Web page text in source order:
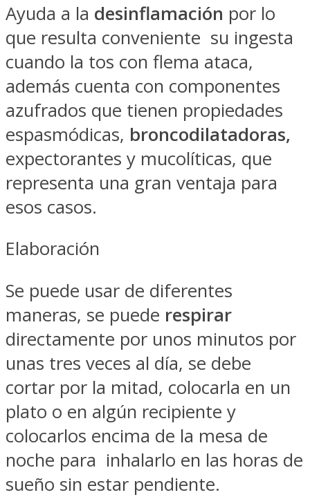
Ayuda a la desinflamación por lo
que resulta conveniente su ingesta
cuando la tos con flema ataca,
además cuenta con componentes
azufrados que tienen propiedades
espasmódicas, broncodilatadoras,
expectorantes y mucolíticas, que
representa una gran ventaja para
esos casos.
Elaboración
Se puede usar de diferentes
maneras, se puede respirar
directamente por unos minutos por
unas tres veces al día, se debe
cortar por la mitad, colocarla en un
plato o en algún recipiente y
colocarlos encima de la mesa de
noche para inhalarlo en las horas de
sueño sin estar pendiente.